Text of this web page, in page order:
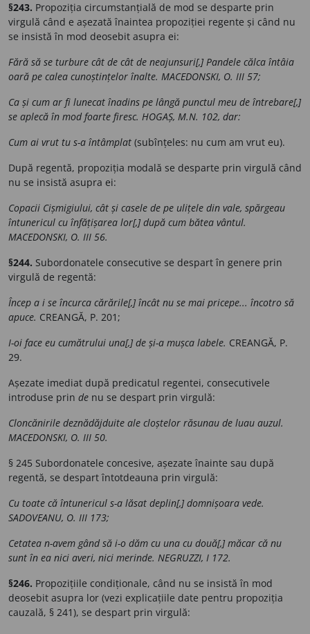
§243. Propoziția circumstanțială de mod se desparte prin
virgulă când e așezată înaintea propoziției regente și când nu
se insistă în mod deosebit asupra ei:
Fără să se turbure cât de cât de neajunsuri[,] Pandele călca întâia
oară pe calea cunoștințelor înalte. MACEDONSKI, O. III 57;
Ca și cum ar fi lunecat înadins pe lângă punctul meu de întrebare[,]
se aplecă în mod foarte firesc. HOGAȘ, M.N. 102, dar:
Cum ai vrut tu s-a întâmplat (subînțeles: nu cum am vrut eu).
După regentă, propoziția modală se desparte prin virgulă când
nu se insistă asupra ei:
Copacii Cișmigiului, cât și casele de pe ulițele din vale, spărgeau
întunericul cu înfățișarea lor[,] după cum bătea vântul.
MACEDONSKI, O. III 56.
§244. Subordonatele consecutive se despart în genere prin
virgulă de regentă:
Încep a i se încurca cărările[,] încât nu se mai pricepe... încotro să
apuce. CREANGĂ, P. 201;
I-oi face eu cumătrului una[,] de și-a mușca labele. CREANGĂ, P.
29.
Așezate imediat după predicatul regentei, consecutivele
introduse prin de nu se despart prin virgulă:
Cloncănirile deznădăjduite ale cloștelor răsunau de luau auzul.
MACEDONSKI, O. III 50.
§ 245 Subordonatele concesive, așezate înainte sau după
regentă, se despart întotdeauna prin virgulă:
Cu toate că întunericul s-a lăsat deplin[,] domnișoara vede.
SADOVEANU, O. III 173;
Cetatea n-avem gând să i-o dăm cu una cu două[,] măcar că nu
sunt în ea nici averi, nici merinde. NEGRUZZI, I 172.
§246. Propozițiile condiționale, când nu se insistă în mod
deosebit asupra lor (vezi explicațiile date pentru propoziția
cauzală, § 241), se despart prin virgulă: